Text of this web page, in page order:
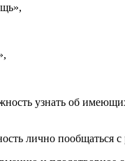
узнать об
лично пообщаться